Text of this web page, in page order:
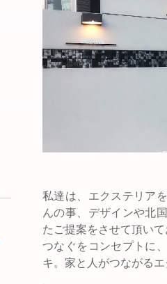
私達は、エクステリア
んの事、デザインや北
たご提案をさせて頂いて
つなぐをコンセプトに
キ。家と人がつながる